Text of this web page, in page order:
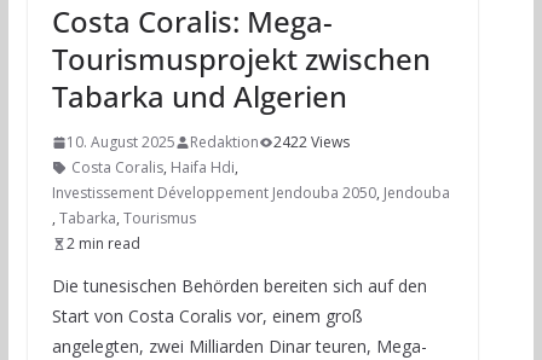
Costa Coralis: Mega-
Tourismusprojekt zwischen
Tabarka und Algerien
10. August 2025 Redaktion
2422 Views
Costa Coralis, Haifa Hdi,
Investissement Développement Jendouba 2050, Jendouba
, Tabarka, Tourismus
2 min read
Die tunesischen Behörden bereiten sich auf den
Start von Costa Coralis vor, einem groß
angelegten, zwei Milliarden Dinar teuren, Mega-